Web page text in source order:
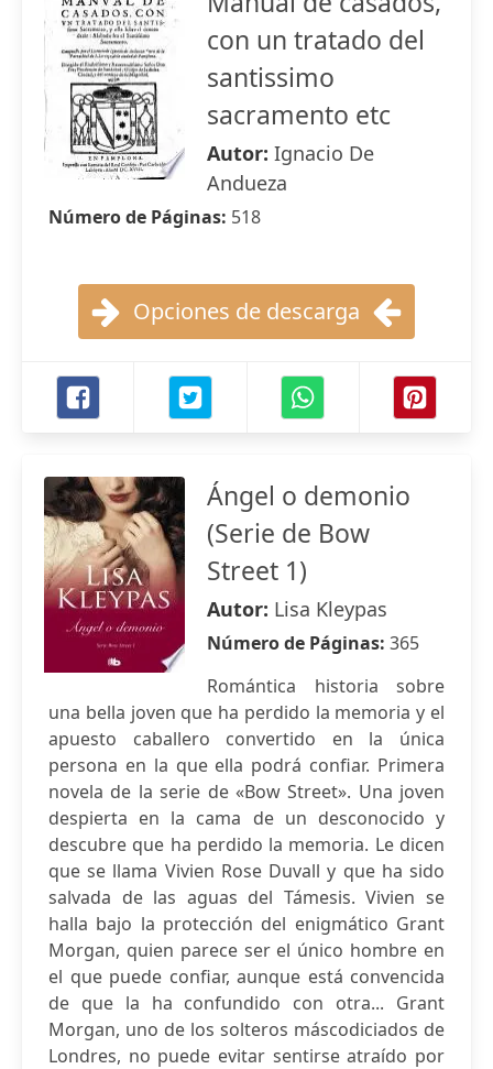
con un tratado del
santissimo
sacramento etc
Autor: Ignacio De
Andueza
Número de Páginas: 518
Opciones de descarga
Ángel o demonio
(Serie de Bow
Street 1)
Autor: Lisa Kleypas
Número de Páginas: 365
Romántica historia sobre
una bella joven que ha perdido la memoria y el
apuesto caballero convertido en la única
persona en la que ella podrá confiar. Primera
novela de la serie de «Bow Street». Una joven
despierta en la cama de un desconocido y
descubre que ha perdido la memoria. Le dicen
que se llama Vivien Rose Duvall y que ha sido
salvada de las aguas del Támesis. Vivien se
halla bajo la protección del enigmático Grant
Morgan, quien parece ser el único hombre en
el que puede confiar, aunque está convencida
de que la ha confundido con otra... Grant
Morgan, uno de los solteros máscodiciados de
Londres, no puede evitar sentirse atraído por